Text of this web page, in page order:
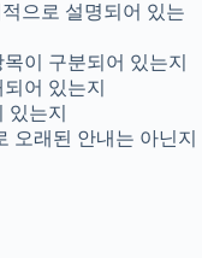
으로 설명되어 있는
이 구분되어 있는지
어 있는지
는지
오래된 안내는 아닌지